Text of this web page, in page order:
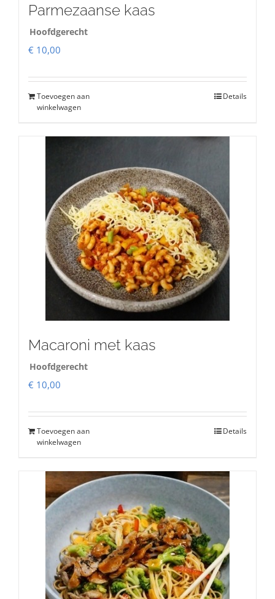
Parmezaanse kaas
Hoofdgerecht
€ 10,00
Toevoegen aan
winkelwagen
Details
Macaroni met kaas
Hoofdgerecht
€ 10,00
Toevoegen aan
winkelwagen
Details